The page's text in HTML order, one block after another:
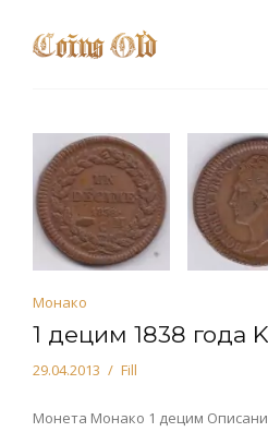
Монако
1 децим 1838 года
29.04.2013 Fill
Монета Монако 1 децим